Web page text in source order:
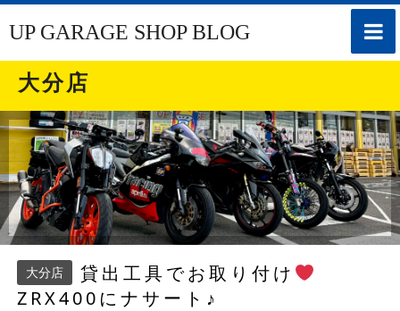
toggle
UP GARAGE SHOP BLOG
大分店
大分店
貸出工具でお取り付け
ZRX400にナサート♪